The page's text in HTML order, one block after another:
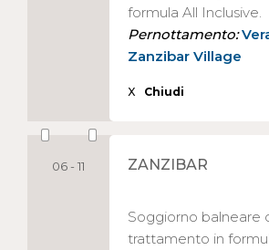
formula All Inclusive.
Pernottamento:
Zanzibar Village
X Chiudi
06 - 11 ZANZIBAR
Soggiorno balneare
trattamento in